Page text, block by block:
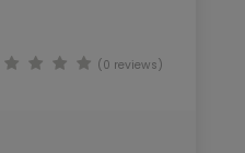
(0 reviews)